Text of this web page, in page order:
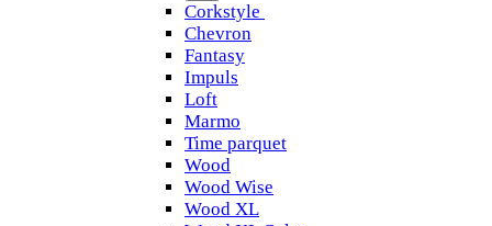
Corkstyle
Chevron
Fantasy
Impuls
Loft
Marmo
Time parquet
Wood
Wood Wise
Wood XL